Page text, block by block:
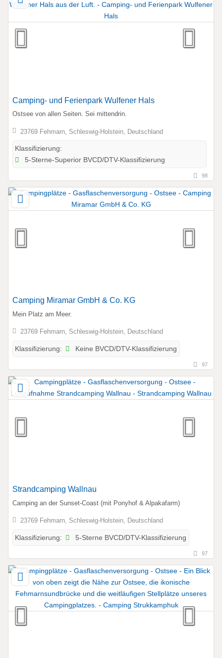
Camping- und Ferienpark Wulfener Hals
Ostsee von allen Seiten. Sei mittendrin.
23769 Fehmarn, Schleswig-Holstein, Deutschland
Klassifizierung:
5-Sterne-Superior BVCD/DTV-Klassifizierung
98
Camping Miramar GmbH & Co. KG
Mein Platz am Meer.
23769 Fehmarn, Schleswig-Holstein, Deutschland
Klassifizierung: Keine BVCD/DTV-Klassifizierung
97
Strandcamping Wallnau
Camping an der Sunset-Coast (mit Ponyhof & Alpakafarm)
23769 Fehmarn, Schleswig-Holstein, Deutschland
Klassifizierung: 5-Sterne BVCD/DTV-Klassifizierung
97